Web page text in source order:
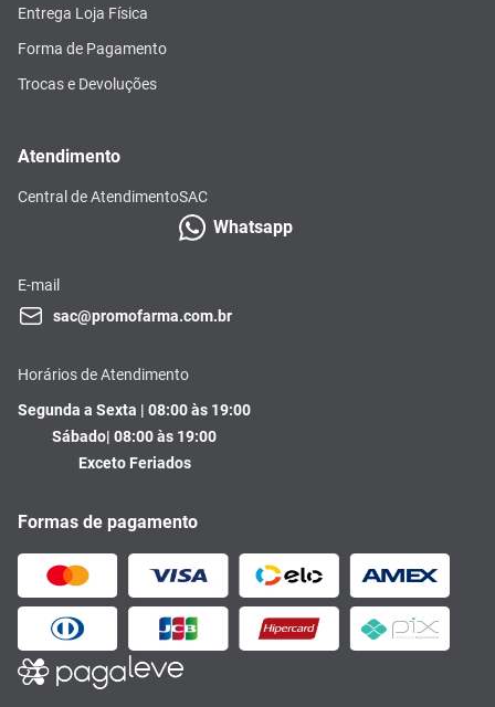
Entrega Loja Física
Forma de Pagamento
Trocas e Devoluções
Atendimento
Central de AtendimentoSAC
Whatsapp
E-mail
sac@promofarma.com.br
Horários de Atendimento
Segunda a Sexta | 08:00 às 19:00
Sábado| 08:00 às 19:00
Exceto Feriados
Formas de pagamento